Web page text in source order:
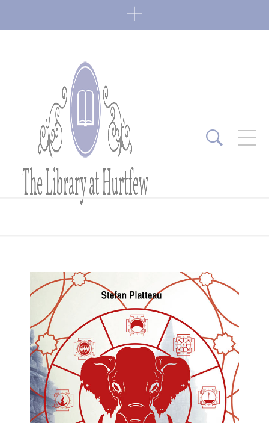
Fin de série 2022
7 janvier 2022 0 Comments
Lectures 2022
6 janvier 2022 0 Comments
Lectures 2021
26 mai 2021
Lectures 2020
8 décembre 2020 1 Comment
EN CE MOMENT, JE LIS…